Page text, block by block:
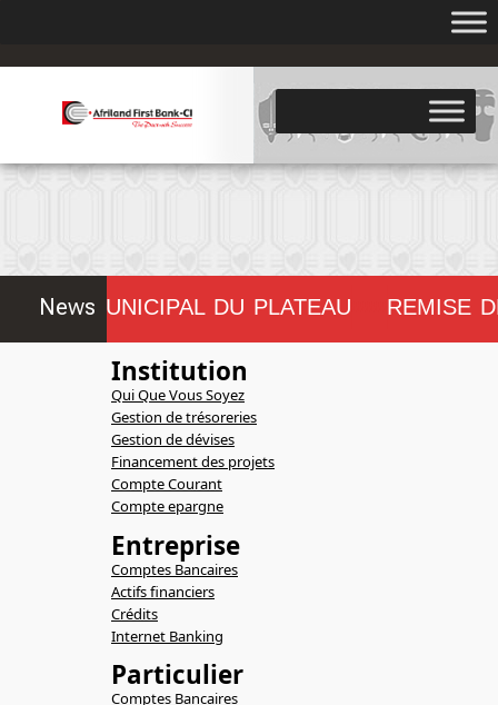
NewsMUNICIPAL DU PLATEAU!!!!!!!! REMISE
Institution
Qui Que Vous Soyez
Gestion de trésoreries
Gestion de dévises
Financement des projets
Compte Courant
Compte epargne
Entreprise
Comptes Bancaires
Actifs financiers
Crédits
Internet Banking
Particulier
Comptes Bancaires